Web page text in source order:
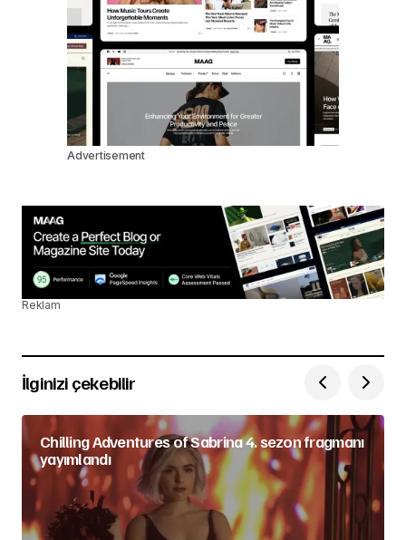
Advertisement
Reklam
İlginizi çekebilir
Chilling Adventures of Sabrina 4. sezon fragmanı
yayımlandı